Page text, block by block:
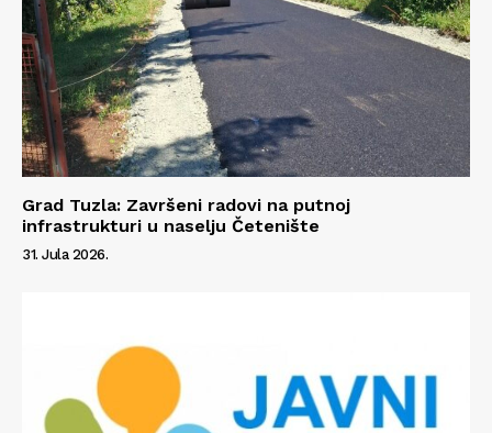
Grad Tuzla: Završeni radovi na putnoj
infrastrukturi u naselju Četenište
31. Jula 2026.